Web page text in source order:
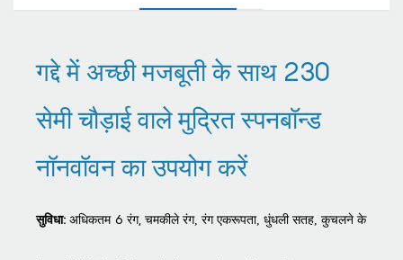
गद्दे में अच्छी मजबूती के साथ 230
सेमी चौड़ाई वाले मुद्रित स्पनबॉन्ड
नॉनवॉवन का उपयोग करें
सुविधा: अधिकतम 6 रंग, चमकीले रंग, रंग एकरूपता, धुंधली सतह, कुचलने के